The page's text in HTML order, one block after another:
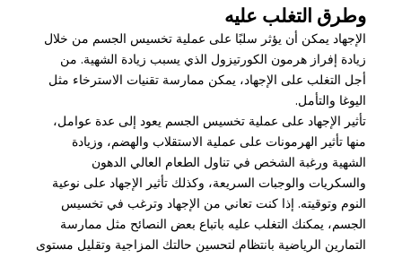
وطرق التغلب عليه
الإجهاد يمكن أن يؤثر سلبًا على عملية تخسيس الجسم من خلال
زيادة إفراز هرمون الكورتيزول الذي يسبب زيادة الشهية. من
أجل التغلب على الإجهاد، يمكن ممارسة تقنيات الاسترخاء مثل
اليوغا والتأمل.
تأثير الإجهاد على عملية تخسيس الجسم يعود إلى عدة عوامل،
منها تأثير الهرمونات على عملية الاستقلاب والهضم، وزيادة
الشهية ورغبة الشخص في تناول الطعام العالي الدهون
والسكريات والوجبات السريعة، وكذلك تأثير الإجهاد على نوعية
النوم وتوقيته. إذا كنت تعاني من الإجهاد وترغب في تخسيس
الجسم، يمكنك التغلب عليه باتباع بعض النصائح مثل ممارسة
التمارين الرياضية بانتظام لتحسين حالتك المزاجية وتقليل مستوى